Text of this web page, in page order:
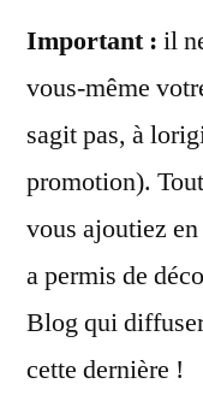
Important : il
vous-même
sagit pas, à
promotion).
vous ajoutiez
a permis de
Blog qui
cette dernière !